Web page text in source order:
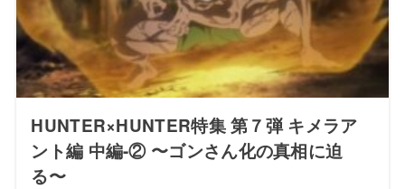
HUNTER×HUNTER特集 第７弾 キメラア
ント編 中編-② 〜ゴンさん化の真相に迫
る〜